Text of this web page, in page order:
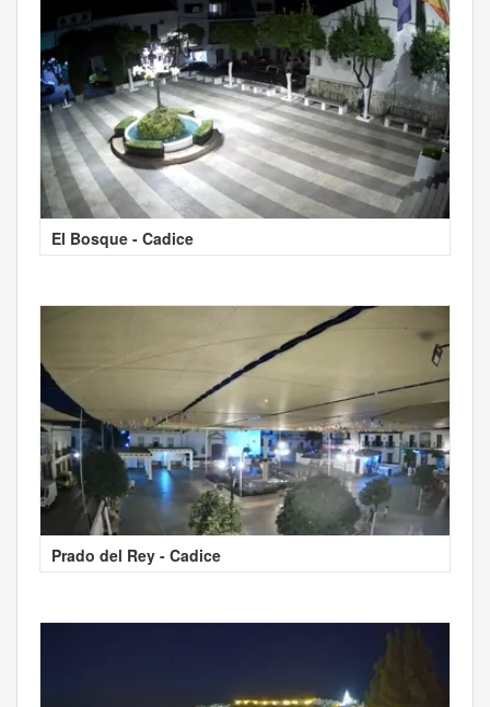
El Bosque - Cadice
Prado del Rey - Cadice